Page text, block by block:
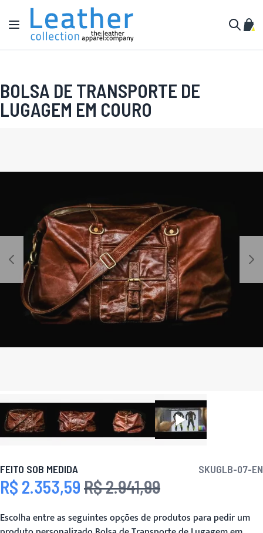
Pular para o conteúdo
Alternar Nav
BOLSA DE TRANSPORTE DE
LUGAGEM EM COURO
FEITO SOB MEDIDA SKUGLB-07-EN
Preço Especial
R$ 2.353,59 Preço
R$ 2.941,99
Escolha entre as seguintes opções de produtos para pedir um